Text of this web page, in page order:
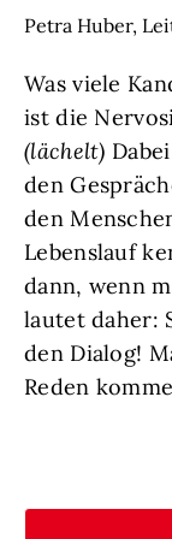
Petra Huber,
Was viele
ist die
(lächelt)
den
den
Lebenslauf
dann, wenn
lautet daher:
den Dialog!
Reden